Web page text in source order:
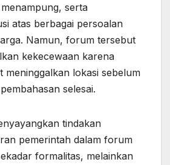
serta
atas berbagai persoalan
Namun, forum tersebut
kekecewaan karena
meninggalkan lokasi sebelum
selesai.
tindakan
pemerintah dalam forum
formalitas, melainkan